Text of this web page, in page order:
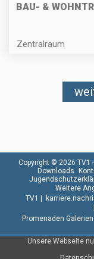
BAU- &
Zentralraum
Unsere Webseite
Copyright © 2026 TV1 -
Downloads
Weitere
TV1
Promenaden Galerien